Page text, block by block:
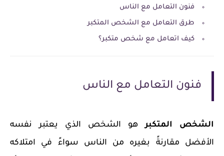
فنون التعامل مع الناس
طرق التعامل مع الشخص المتكبر
كيف اتعامل مع شخص متكبر؟
فنون التعامل مع الناس
الشخص المتكبرهو الشخص الذي يعتبر نفسه
الأفضل مقارنةً بغيره من الناس سواءً في امتلاكه